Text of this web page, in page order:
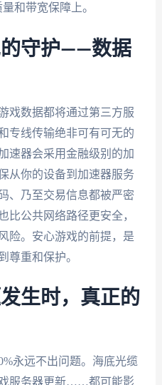
和带宽保障上。
守护——数据
戏数据都将通过第三方服
专线传输绝非可有可无的
速器会采用金融级别的加
从你的设备到加速器服务
、乃至交易信息都被严密
比公共网络路径更安全，
险。安心游戏的前提，是
尊重和保护。
生时，真正的
永远不出问题。海底光缆
服务器更新……都可能影